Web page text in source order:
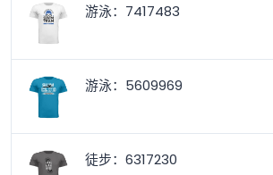
游泳：7417483
游泳：5609969
徒步：6317230